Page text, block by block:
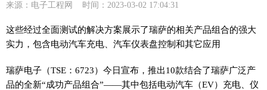
来源：电子工程网 时间：2023-03-02 17:04:31
这些经过全面测试的解决方案展示了瑞萨的相关产品组合的强大
实力，包含电动汽车充电、汽车仪表盘控制和其它应用
瑞萨电子（TSE：6723）今日宣布，推出10款结合了瑞萨广泛产
品的全新“成功产品组合”——其中包括电动汽车（EV）充电、仪